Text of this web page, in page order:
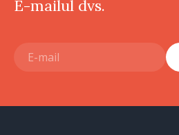
E-mailul dvs.